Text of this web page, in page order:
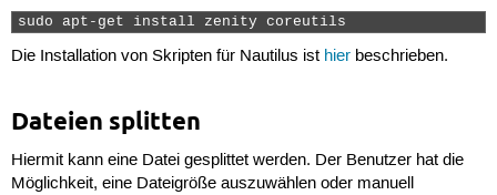
sudo apt-get install zenity coreutils
Die Installation von Skripten für Nautilus ist hierbeschrieben.
Dateien splitten
Hiermit kann eine Datei gesplittet werden. Der Benutzer hat die
Möglichkeit, eine Dateigröße auszuwählen oder manuell